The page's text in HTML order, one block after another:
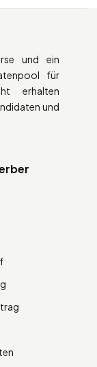
und ein
für
erhalten
und